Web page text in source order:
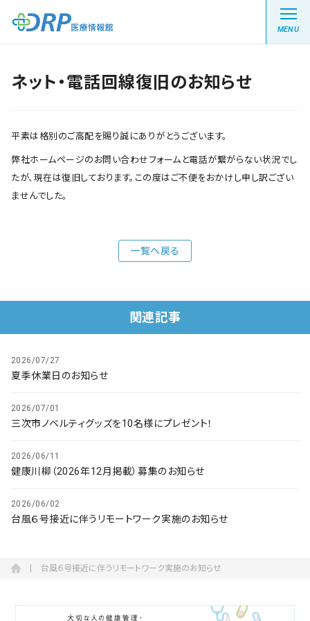
MENU
栄養健康レシピ
医療系学生記事
お問い合わせ
ネット・電話回線復旧のお知らせ
平素は格別のご高配を賜り誠にありがとうございます。
弊社ホームページのお問い合わせフォームと電話が繋がらない状況でし
たが、現在は復旧しております。この度はご不便をおかけし申し訳ござい
ませんでした。
一覧へ戻る
関連記事
2026/07/27
夏季休業日のお知らせ
2026/07/01
三次市ノベルティグッズを10名様にプレゼント！
2026/06/11
健康川柳（2026年12月掲載）募集のお知らせ
2026/06/02
台風６号接近に伴うリモートワーク実施のお知らせ
台風６号接近に伴うリモートワーク実施のお知らせ